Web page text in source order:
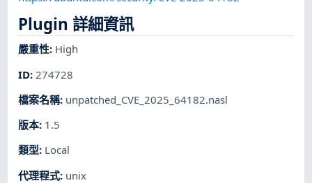
Plugin 詳細資訊
嚴重性: High
ID: 274728
檔案名稱: unpatched_CVE_2025_64182.nasl
版本: 1.5
類型: Local
代理程式: unix